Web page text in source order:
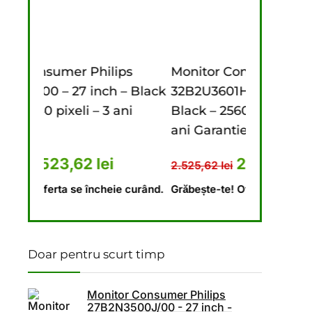
lei.
lei.
– Black
fost: 1.711,62 lei.
Prețul curent este: 1.523,62 lei.
curând.
Monitor Consumer Philips
32B2U3601H/00 – 31.5 inch –
Black – 2560 x 1440 pixeli – 5
2.525,62lei Prețul inițial a fost:
2.323,32leiPrețul curent
Grăbește-te! Oferta se încheie curând.
Doar pentru scurt timp
Monitor Consumer Philips
27B2N3500J/00 - 27 inch -